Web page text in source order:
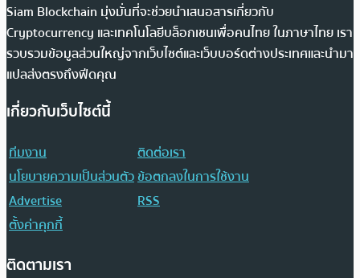
Siam Blockchain มุ่งมั่นที่จะช่วยนำเสนอสารเกี่ยวกับ
Cryptocurrency และเทคโนโลยีบล็อกเชนเพื่อคนไทย ในภาษาไทย เรา
รวบรวมข้อมูลส่วนใหญ่จากเว็บไซต์และเว็บบอร์ดต่างประเทศและนำมา
แปลส่งตรงถึงฟีดคุณ
เกี่ยวกับเว็บไซต์นี้
ทีมงาน
ติดต่อเรา
นโยบายความเป็นส่วนตัวข้อตกลงในการใช้งาน
Advertise
RSS
ตั้งค่าคุกกี้
ติดตามเรา